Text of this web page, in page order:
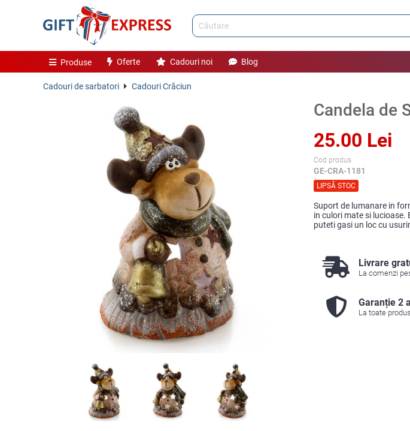
Produse Oferte Cadouri noi Blog
Cadouri de sarbatori Cadouri Crăciun
Candela de
25.00 Lei
Cod produs
GE-CRA-1181
LIPSĂ STOC
Suport de lumanare in
in culori mate si
puteti gasi un loc cu
Livrare
La comenzi
Garanție 2
La toate